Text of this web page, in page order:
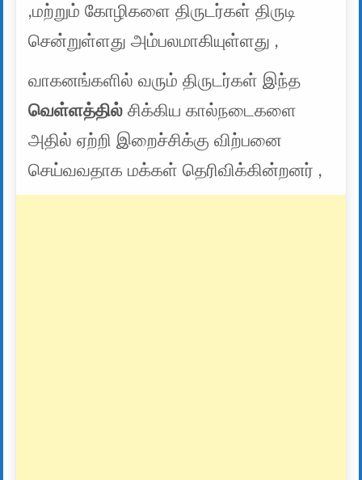
,மற்றும் கோழிகளை திருடர்கள் திருடி
சென்றுள்ளது அம்பலமாகியுள்ளது ,
வாகனங்களில் வரும் திருடர்கள் இந்த
வெள்ளத்தில் சிக்கிய கால்நடைகளை
அதில் ஏற்றி இறைச்சிக்கு விற்பனை
செய்வவதாக மக்கள் தெரிவிக்கின்றனர் ,